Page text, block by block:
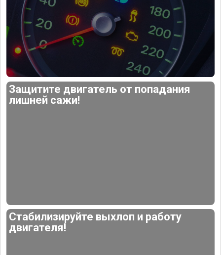
Защитите двигатель от попадания
лишней сажи!
Стабилизируйте выхлоп и работу
двигателя!